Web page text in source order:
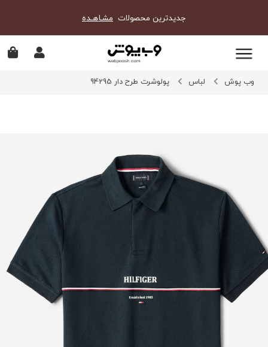
جدیدترین محصولات مشـاهـده
وب پوش لباس پولوشرت طرح دار 94295